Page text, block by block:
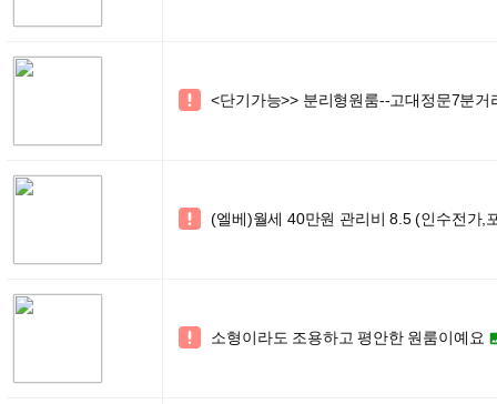
 <단기가능>> 분리형원룸--고대정문7분
 (엘베)월세 40만원 관리비 8.5 (인수전가,
 소형이라도 조용하고 평안한 원룸이예요